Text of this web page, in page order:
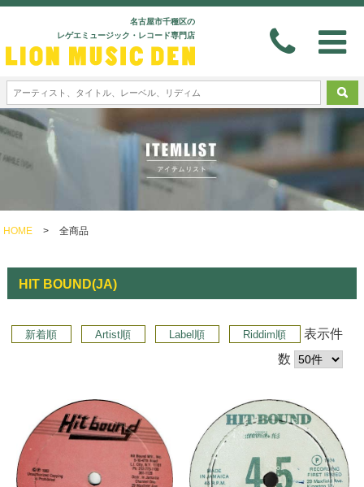
名古屋市千種区の
レゲエミュージック・レコード専門店
HOME > 全商品
HIT BOUND(JA)
新着順 Artist順 Label順 Riddim順
表示件
数